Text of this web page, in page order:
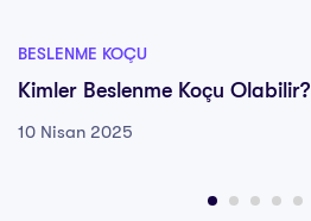
BESLENME KOÇU
Kimler Beslenme Koçu Olabilir?
10 Nisan 2025